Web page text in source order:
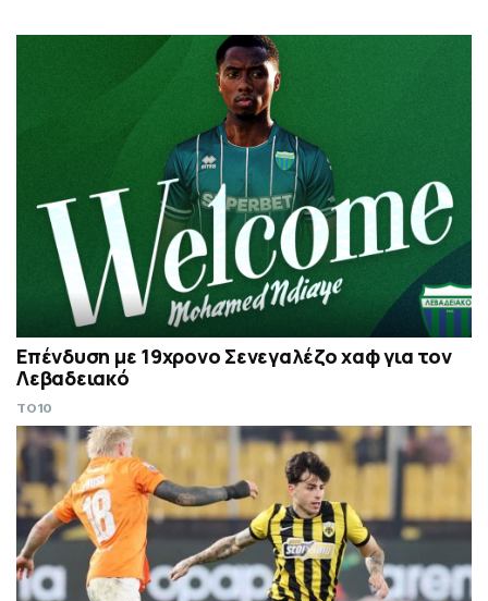
Επένδυση με 19χρονο Σενεγαλέζο χαφ για τον
Λεβαδειακό
TO10